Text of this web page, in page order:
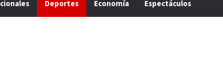
Deportes Economía Espectáculos